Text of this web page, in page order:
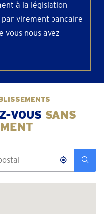
à la législation
par virement bancaire
vous nous avez
VOUS SANS